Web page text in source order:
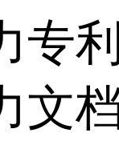
专
文